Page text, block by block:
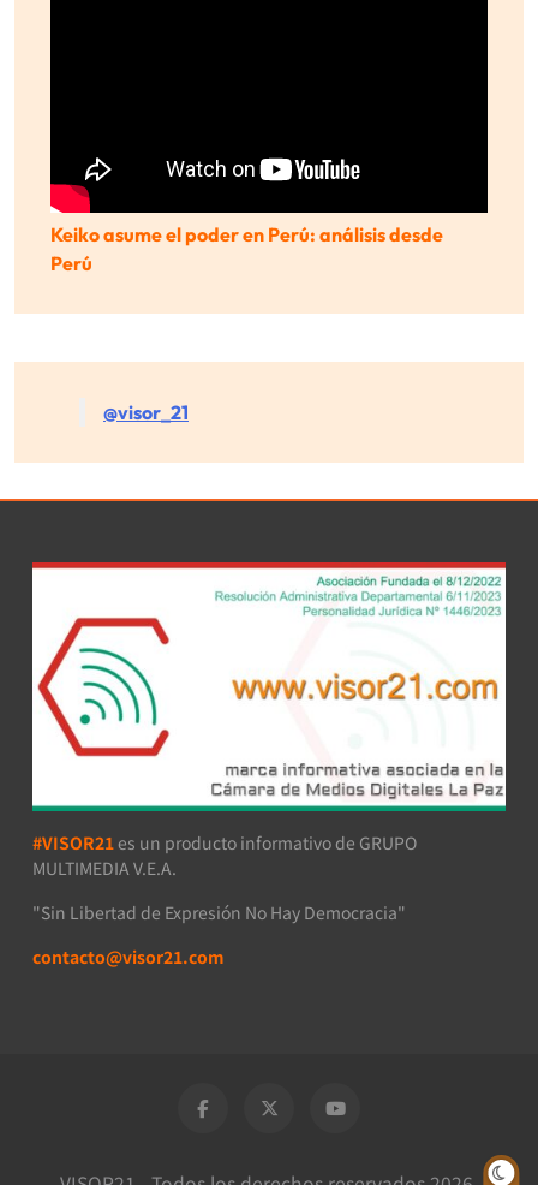
Keiko asume el poder en Perú: análisis desde
Perú
@visor_21
#VISOR21 es un producto informativo de GRUPO
MULTIMEDIA V.E.A.
"Sin Libertad de Expresión No Hay Democracia"
contacto@visor21.com